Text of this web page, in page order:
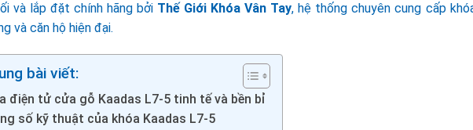
và lắp đặt chính hãng bởi Thế Giới Khóa Vân Tay, hệ thống chuyên cung cấp
và căn hộ hiện đại.
bài viết:
điện tử cửa gỗ Kaadas L7-5 tinh tế và bền bỉ
số kỹ thuật của khóa Kaadas L7-5